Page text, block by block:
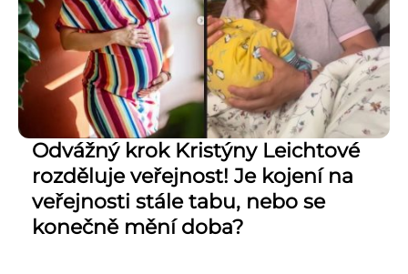
Odvážný krok Kristýny Leichtové
rozděluje veřejnost! Je kojení na
veřejnosti stále tabu, nebo se
konečně mění doba?